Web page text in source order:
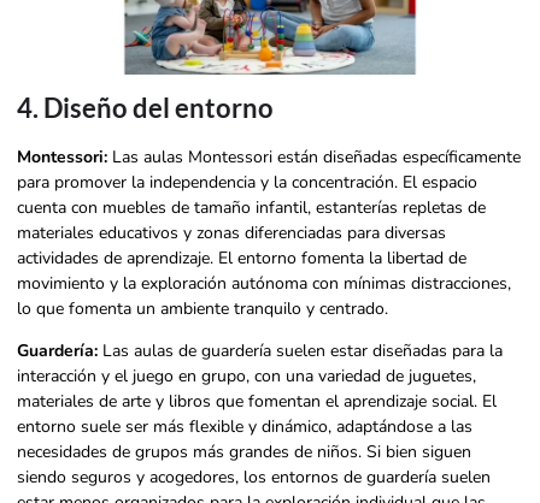
4. Diseño del entorno
Montessori: Las aulas Montessori están diseñadas específicamente
para promover la independencia y la concentración. El espacio
cuenta con muebles de tamaño infantil, estanterías repletas de
materiales educativos y zonas diferenciadas para diversas
actividades de aprendizaje. El entorno fomenta la libertad de
movimiento y la exploración autónoma con mínimas distracciones,
lo que fomenta un ambiente tranquilo y centrado.
Guardería: Las aulas de guardería suelen estar diseñadas para la
interacción y el juego en grupo, con una variedad de juguetes,
materiales de arte y libros que fomentan el aprendizaje social. El
entorno suele ser más flexible y dinámico, adaptándose a las
necesidades de grupos más grandes de niños. Si bien siguen
siendo seguros y acogedores, los entornos de guardería suelen